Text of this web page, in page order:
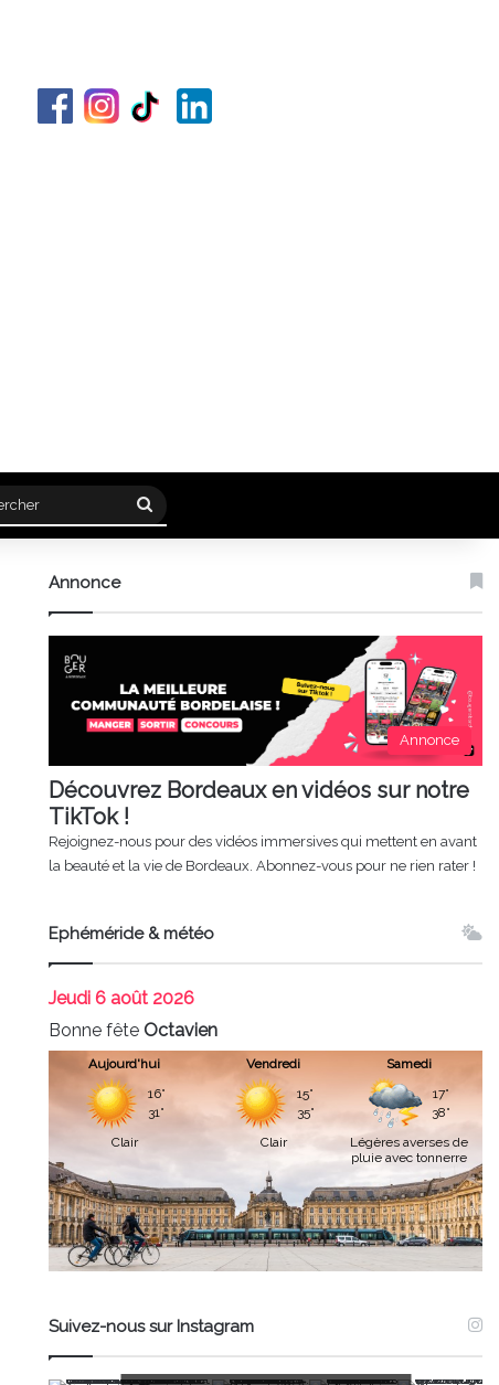
Rechercher
Annonce
Annonce
Découvrez Bordeaux en vidéos sur notre
TikTok !
Rejoignez-nous pour des vidéos immersives qui mettent en avant
la beauté et la vie de Bordeaux. Abonnez-vous pour ne rien rater !
Ephéméride & météo
Jeudi 6 août 2026
Bonne fête Octavien
Aujourd'hui
16°
31°
Clair
Vendredi
15°
35°
Clair
Samedi
17°
38°
Légères averses de
pluie avec tonnerre
Suivez-nous sur Instagram